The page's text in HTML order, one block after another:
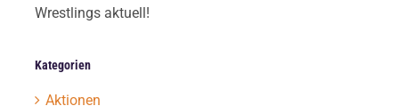
Wrestlings aktuell!
Kategorien
Aktionen